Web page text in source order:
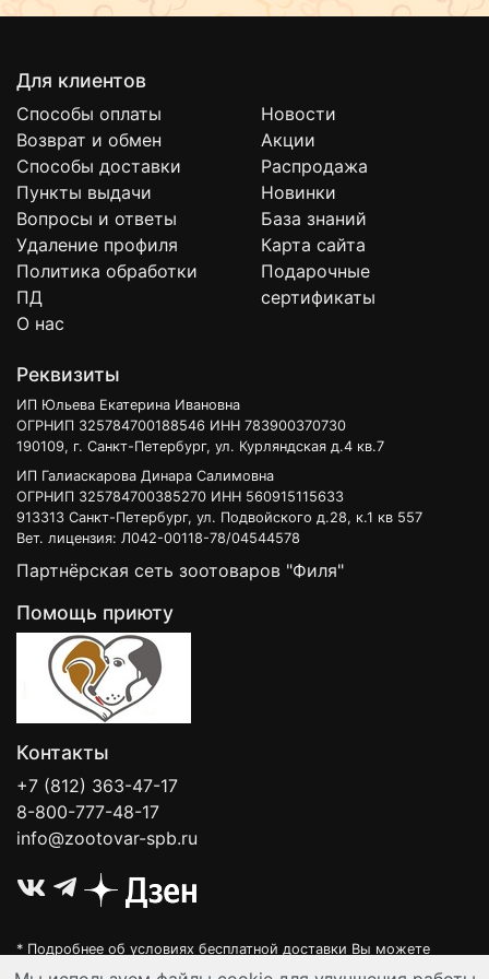
Для клиентов
Способы оплаты
Возврат и обмен
Способы доставки
Пункты выдачи
Вопросы и ответы
Удаление профиля
Политика обработки
ПД
О нас
Новости
Акции
Распродажа
Новинки
База знаний
Карта сайта
Подарочные
сертификаты
Реквизиты
ИП Юльева Екатерина Ивановна
ОГРНИП 325784700188546 ИНН 783900370730
190109, г. Санкт-Петербург, ул. Курляндская д.4 кв.7
ИП Галиаскарова Динара Салимовна
ОГРНИП 325784700385270 ИНН 560915115633
913313 Санкт-Петербург, ул. Подвойского д.28, к.1 кв 557
Вет. лицензия: Л042-00118-78/04544578
Партнёрская сеть зоотоваров "Филя"
Помощь приюту
Контакты
+7 (812) 363-47-17
8-800-777-48-17
info@zootovar-spb.ru
* Подробнее об условиях бесплатной доставки Вы можете
узнать на нашей
интерактивной карте